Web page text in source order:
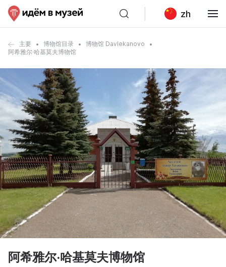
zh
主要 博物馆目录
博物馆 Davlekanovo
阿希雅尔·哈基莫夫博物馆
阿希雅尔·哈基莫夫博物馆